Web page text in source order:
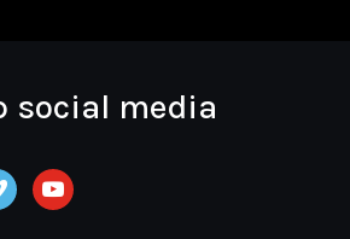
social media
youtube